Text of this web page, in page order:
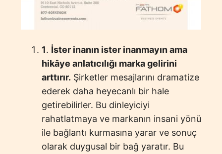
1. İster inanın ister inanmayın ama
hikâye anlatıcılığı marka gelirini
arttırır. Şirketler mesajlarını dramatize
ederek daha heyecanlı bir hale
getirebilirler. Bu dinleyiciyi
rahatlatmaya ve markanın insani yönü
ile bağlantı kurmasına yarar ve sonuç
olarak duygusal bir bağ yaratır. Bu